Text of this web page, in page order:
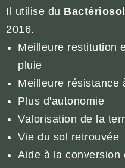
Il utilise du
2016.
Meilleure restitution
pluie
Meilleure résistance
Plus d'autonomie
Valorisation de la
Vie du sol retrouvée
Aide à la conversion